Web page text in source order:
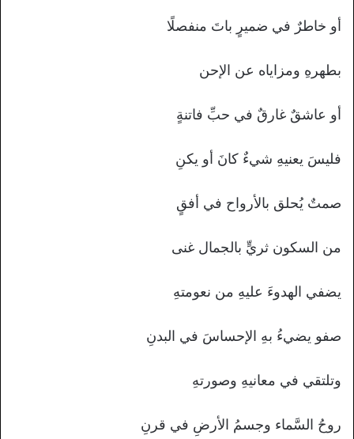
أو خاطرٌ في ضميرٍ باتَ منفصلًا
بطهرهِ ومزاياه عن الإحن
أو عاشقٌ غارقٌ في حبِّ فاتنةٍ
فليسَ يعنيهِ شيءٌ كانَ أو يكنِ
صمتٌ يُحلق بالأرواح في أفقٍ
من السكون ثريٍّ بالجمال غنى
يضفي الهدوءَ عليهِ من نعومتهِ
صفو يضيءُ بهِ الإحساسَ في البدنِ
وتلتقي في معانيهِ وصورتهِ
روحُ السَّماء وجسمُ الأرضِ في قرنِ